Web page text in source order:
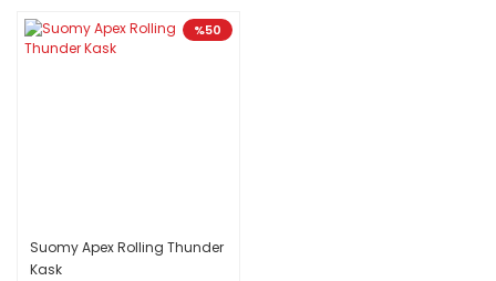
%50
Suomy Apex Rolling Thunder
Kask